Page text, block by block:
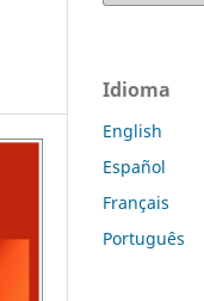
Idioma
English
Español
Français
Português